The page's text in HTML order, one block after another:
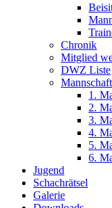
Chronik
Mitglied
DWZ Liste
1.
2.
3.
4.
5.
6.
Jugend
Schachrätsel
Galerie